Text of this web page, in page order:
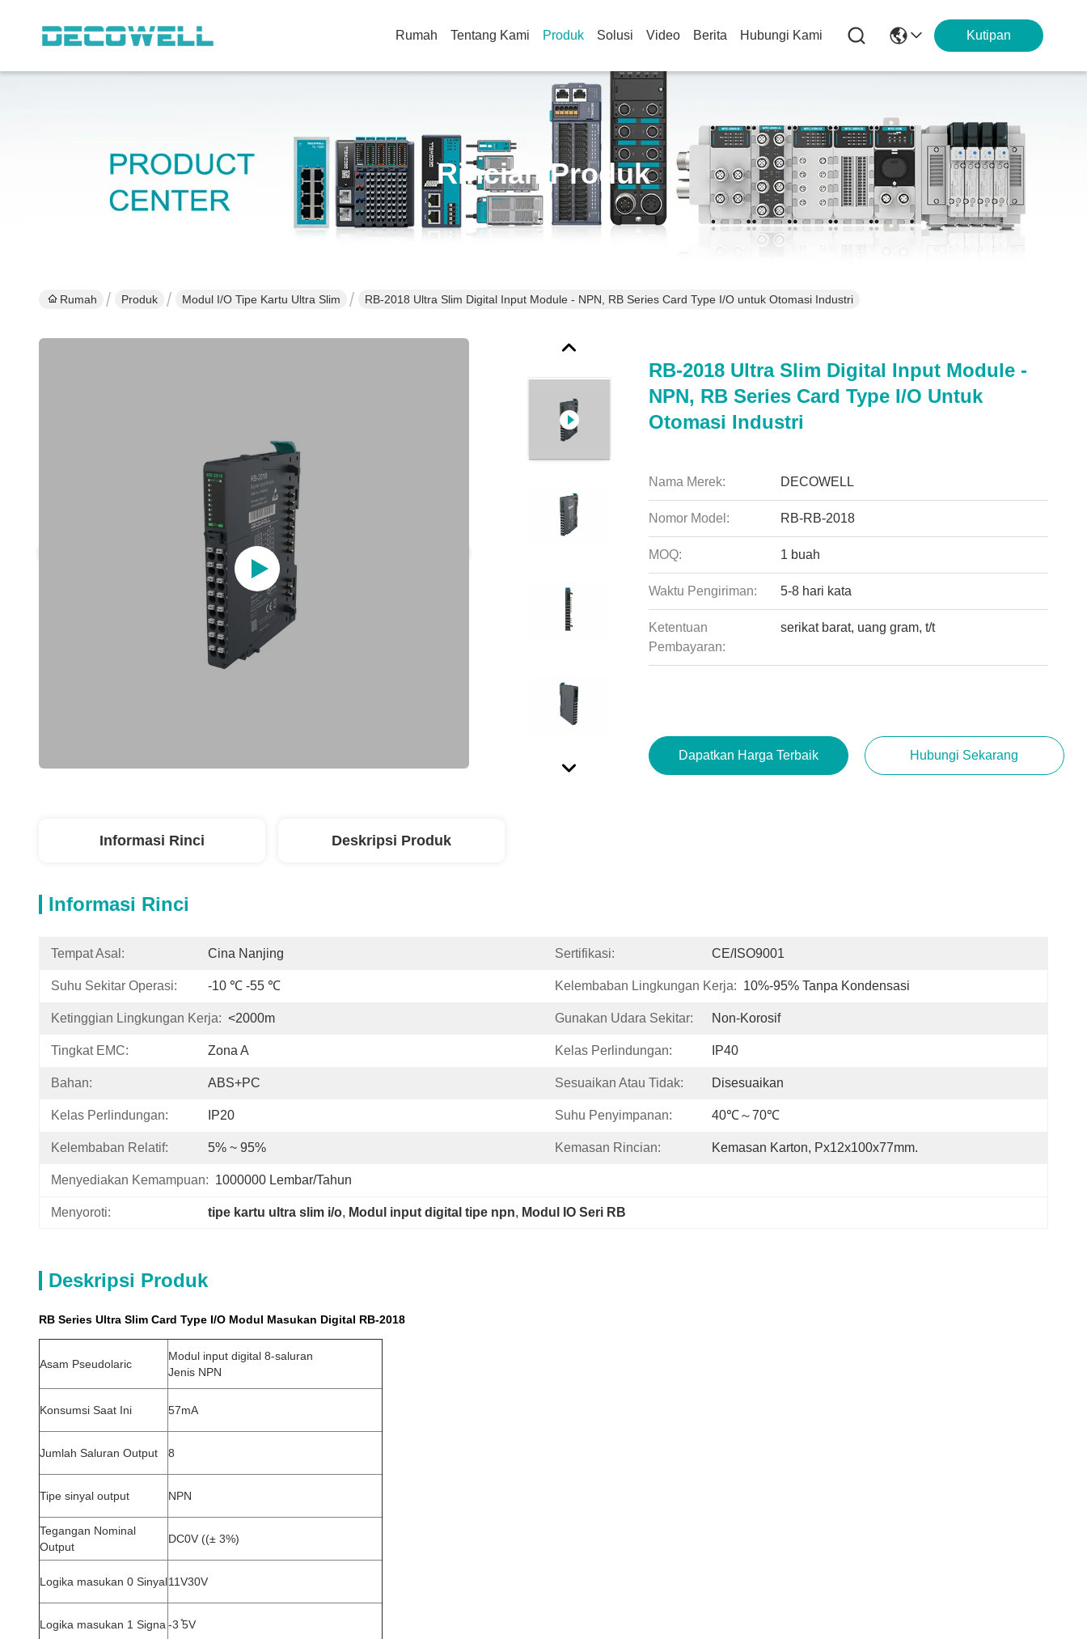
Rumah Tentang Kami Produk Solusi Video Berita Hubungi Kami Kutipan
Rincian Produk
Rumah Produk Modul I/O Tipe Kartu Ultra Slim RB-2018 Ultra Slim Digital Input Module - NPN, RB Series Card Type I/O untuk Otomasi Industri
RB-2018 Ultra Slim Digital Input Module -
NPN, RB Series Card Type I/O Untuk
Otomasi Industri
Nama Merek: DECOWELL
Nomor Model: RB-RB-2018
MOQ: 1 buah
Waktu Pengiriman: 5-8 hari kata
Ketentuan
Pembayaran:
serikat barat, uang gram, t/t
Dapatkan Harga Terbaik Hubungi Sekarang
Informasi Rinci Deskripsi Produk
Informasi Rinci
Tempat Asal: Cina Nanjing Sertifikasi: CE/ISO9001
Suhu Sekitar Operasi: -10 ℃ -55 ℃ Kelembaban Lingkungan Kerja: 10%-95% Tanpa Kondensasi
Ketinggian Lingkungan Kerja: <2000m Gunakan Udara Sekitar: Non-Korosif
Tingkat EMC: Zona A Kelas Perlindungan: IP40
Bahan: ABS+PC Sesuaikan Atau Tidak: Disesuaikan
Kelas Perlindungan: IP20 Suhu Penyimpanan: 40℃～70℃
Kelembaban Relatif: 5% ~ 95% Kemasan Rincian: Kemasan Karton, Px12x100x77mm.
Menyediakan Kemampuan: 1000000 Lembar/Tahun
Menyoroti: tipe kartu ultra slim i/o, Modul input digital tipe npn, Modul IO Seri RB
Deskripsi Produk
RB Series Ultra Slim Card Type I/O Modul Masukan Digital RB-2018
Asam Pseudolaric
Modul input digital 8-saluran
Jenis NPN
Konsumsi Saat Ini 57mA
Jumlah Saluran Output 8
Tipe sinyal output NPN
Tegangan Nominal
Output
DC0V ((± 3%)
Logika masukan 0 Sinyal11V30V
Logika masukan 1 Signa -3 ̊5V